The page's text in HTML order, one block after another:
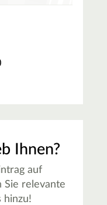
Ihnen?
auf
Sie relevante
hinzu!